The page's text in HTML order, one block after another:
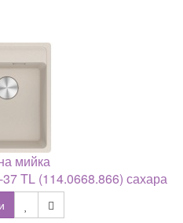
мийка
TL (114.0668.866) сахара